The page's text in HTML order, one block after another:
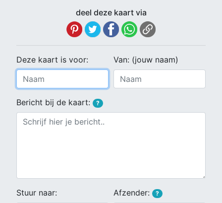
deel deze kaart via
Deze kaart is voor: Van: (jouw naam)
Bericht bij de kaart: ?
Stuur naar: Afzender: ?